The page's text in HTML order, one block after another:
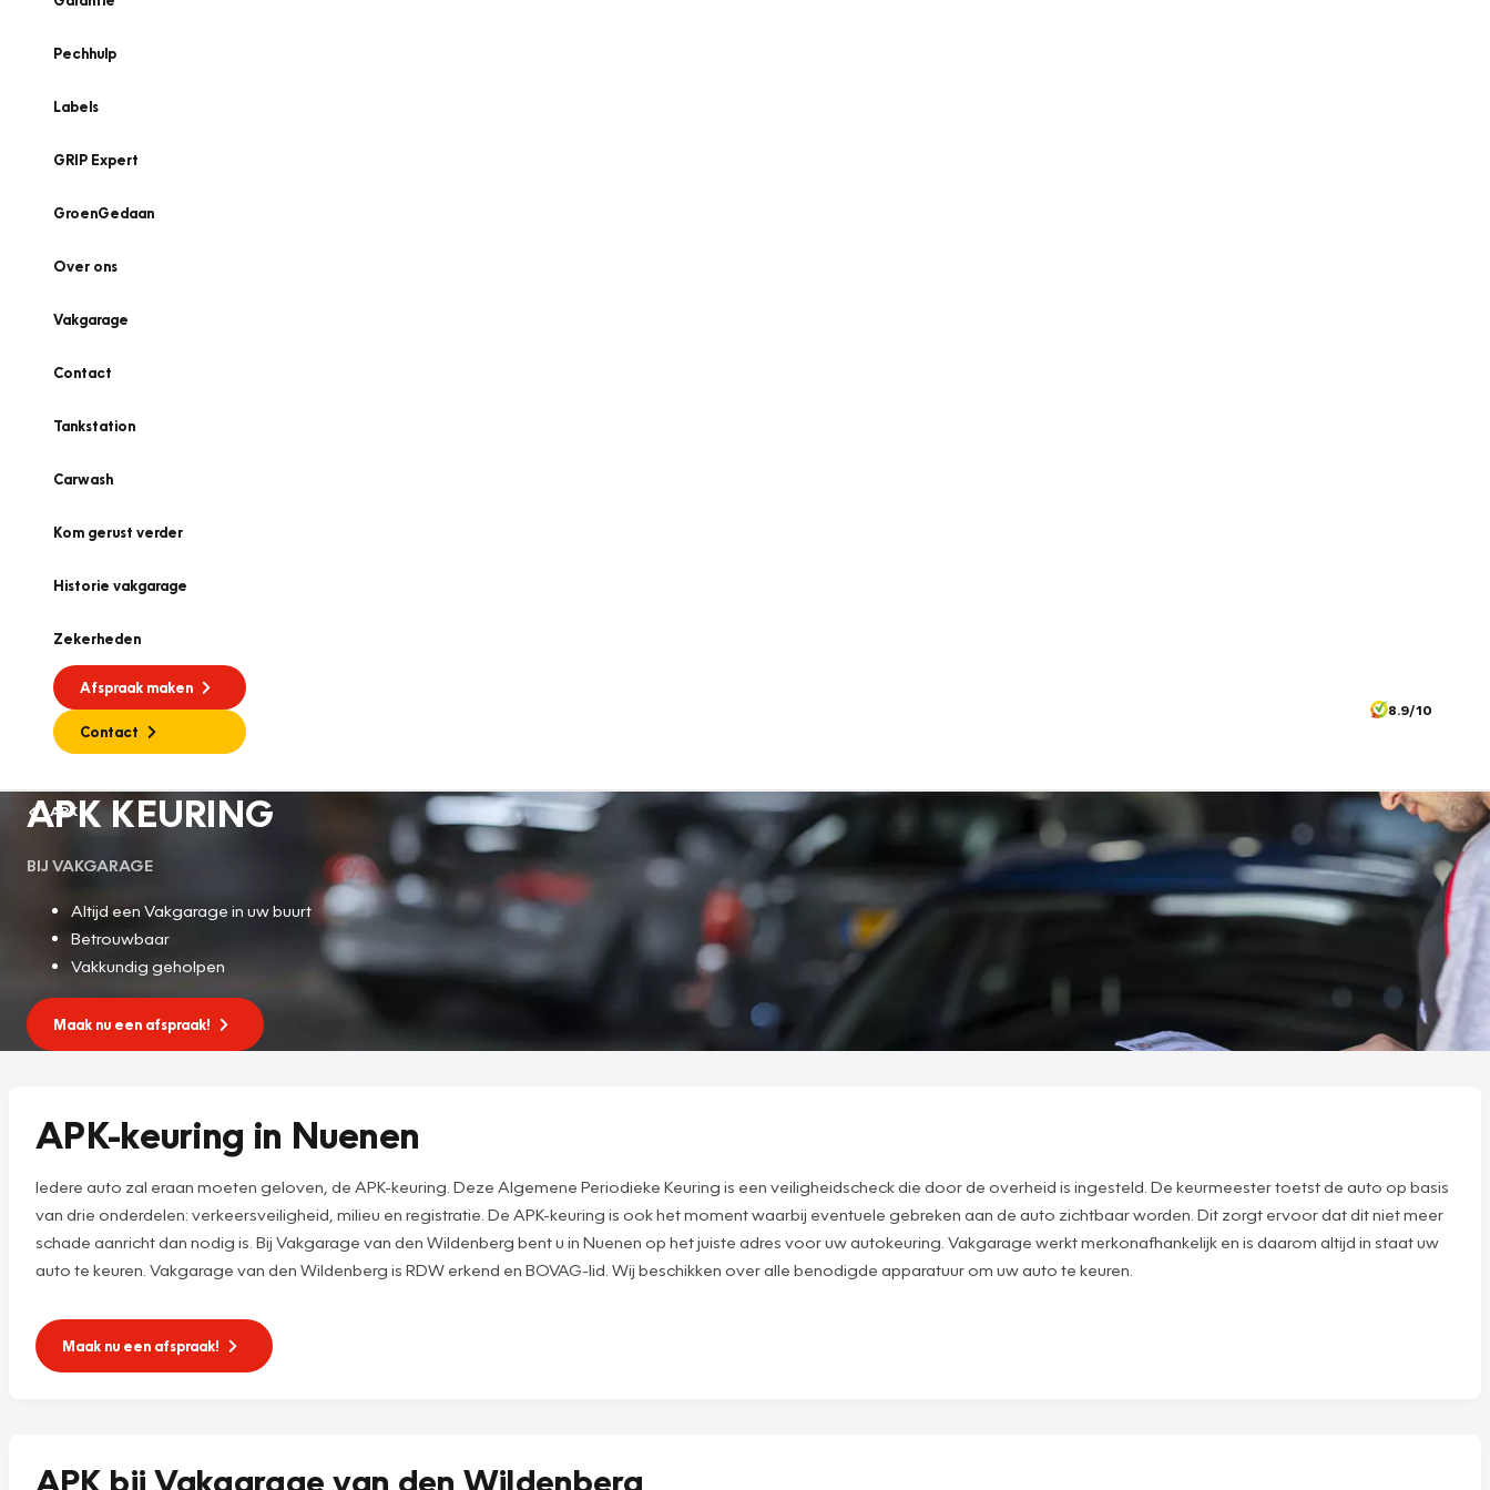
Pechhulp
Labels
GRIP Expert
GroenGedaan
Over ons
Vakgarage
Contact
Tankstation
Carwash
Kom gerust verder
Historie vakgarage
Zekerheden
Afspraak maken
Contact
8.9/10
APK
APK KEURING
BIJ VAKGARAGE
Altijd een Vakgarage in uw buurt
Betrouwbaar
Vakkundig geholpen
Maak nu een afspraak!
APK-keuring in Nuenen
Iedere auto zal eraan moeten geloven, de APK-keuring. Deze Algemene Periodieke Keuring is een veiligheidscheck die door de overheid is ingesteld. De keurmeester toetst de auto op basis
van drie onderdelen: verkeersveiligheid, milieu en registratie. De APK-keuring is ook het moment waarbij eventuele gebreken aan de auto zichtbaar worden. Dit zorgt ervoor dat dit niet meer
schade aanricht dan nodig is. Bij Vakgarage van den Wildenberg bent u in Nuenen op het juiste adres voor uw autokeuring. Vakgarage werkt merkonafhankelijk en is daarom altijd in staat uw
auto te keuren. Vakgarage van den Wildenberg is RDW erkend en BOVAG-lid. Wij beschikken over alle benodigde apparatuur om uw auto te keuren.
Maak nu een afspraak!
APK bij Vakgarage van den Wildenberg